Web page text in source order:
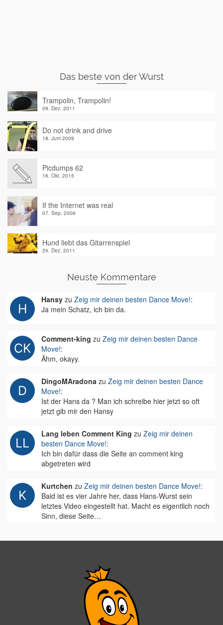
Das beste von der Wurst
Trampolin, Trampolin!
09. Dez. 2011
Do not drink and drive
18. Juni 2009
Picdumps 62
16. Okt. 2015
If the Internet was real
07. Sep. 2006
Hund liebt das Gitarrenspiel
24. Dez. 2011
Neuste Kommentare
Hansy zu Zeig mir deinen besten Dance Move!:
Ja mein Schatz, ich bin da.
Comment-king zu Zeig mir deinen besten Dance
Move!:
Ähm, okayy.
DingoMAradona zu Zeig mir deinen besten Dance
Move!:
Ist der Hans da ? Man ich schreibe hier jetzt so oft
jetzt gib mir den Hansy
Lang leben Comment King zu Zeig mir deinen
besten Dance Move!:
Ich bin dafür dass die Seite an comment king
abgetreten wird
Kurtchen zu Zeig mir deinen besten Dance Move!:
Bald ist es vier Jahre her, dass Hans-Wurst sein
letztes Video eingestellt hat. Macht es eigentlich noch
Sinn, diese Seite…